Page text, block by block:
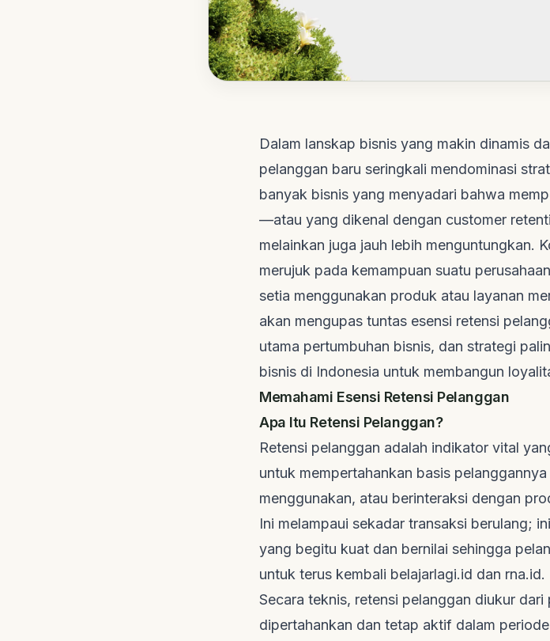
Dalam lanskap bisnis yang makin dinamis
pelanggan baru seringkali mendominasi
banyak bisnis yang menyadari bahwa
—atau yang dikenal dengan customer
melainkan juga jauh lebih menguntungkan.
merujuk pada kemampuan suatu
setia menggunakan produk atau layanan
akan mengupas tuntas esensi retensi
utama pertumbuhan bisnis, dan strategi
bisnis di Indonesia untuk membangun
Memahami Esensi Retensi Pelanggan
Apa Itu Retensi Pelanggan?
Retensi pelanggan adalah indikator vital
untuk mempertahankan basis
menggunakan, atau berinteraksi dengan
Ini melampaui sekadar transaksi berulang;
yang begitu kuat dan bernilai sehingga
untuk terus kembali belajarlagi.id dan rna.id.
Secara teknis, retensi pelanggan diukur
dipertahankan dan tetap aktif dalam